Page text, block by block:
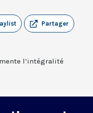
Partager
l’intégralité